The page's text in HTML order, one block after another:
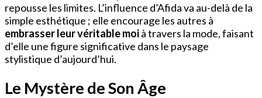
repousse les limites. L’influence d’Afida va au-delà de la
simple esthétique ; elle encourage les autres à
embrasser leur véritable moià travers la mode, faisant
d’elle une figure significative dans le paysage
stylistique d’aujourd’hui.
Le Mystère de Son Âge